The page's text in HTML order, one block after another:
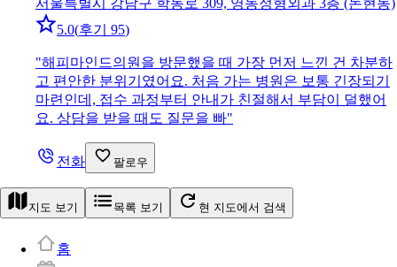
서울특별시 강남구 학동로 309, 영동정형외과 3층 (논현동)
5.0(후기 95)
"해피마인드의원을 방문했을 때 가장 먼저 느낀 건 차분하
고 편안한 분위기였어요. 처음 가는 병원은 보통 긴장되기
마련인데, 접수 과정부터 안내가 친절해서 부담이 덜했어
요. 상담을 받을 때도 질문을 빠"
전화 팔로우
지도 보기 목록 보기 현 지도에서 검색
홈